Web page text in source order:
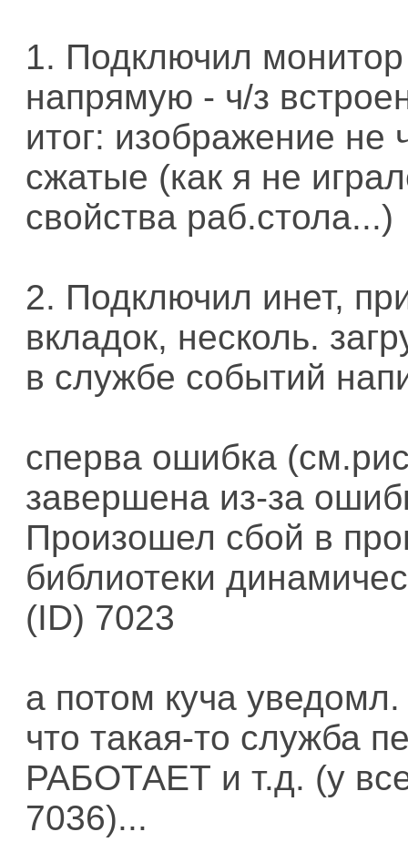
1. Подключил
напрямую - ч/з
итог: изображение
сжатые (как я не
свойства раб.стола...)
2. Подключил инет,
вкладок, несколь.
в службе событий
сперва ошибка
завершена из-за
Произошел сбой в
библиотеки
(ID) 7023
а потом куча
что такая-то служба
РАБОТАЕТ и т.д. (у
7036)...